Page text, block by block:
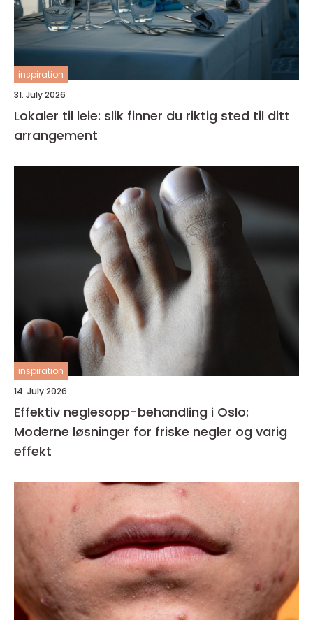
inspiration
31. July 2026
Lokaler til leie: slik finner du riktig sted til ditt
arrangement
inspiration
14. July 2026
Effektiv neglesopp-behandling i Oslo:
Moderne løsninger for friske negler og varig
effekt